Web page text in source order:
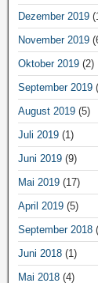
Dezember 2019
November 2019
Oktober 2019 (2)
September 2019
August 2019 (5)
Juli 2019 (1)
Juni 2019 (9)
Mai 2019 (17)
April 2019 (5)
September 2018
Juni 2018 (1)
Mai 2018 (4)